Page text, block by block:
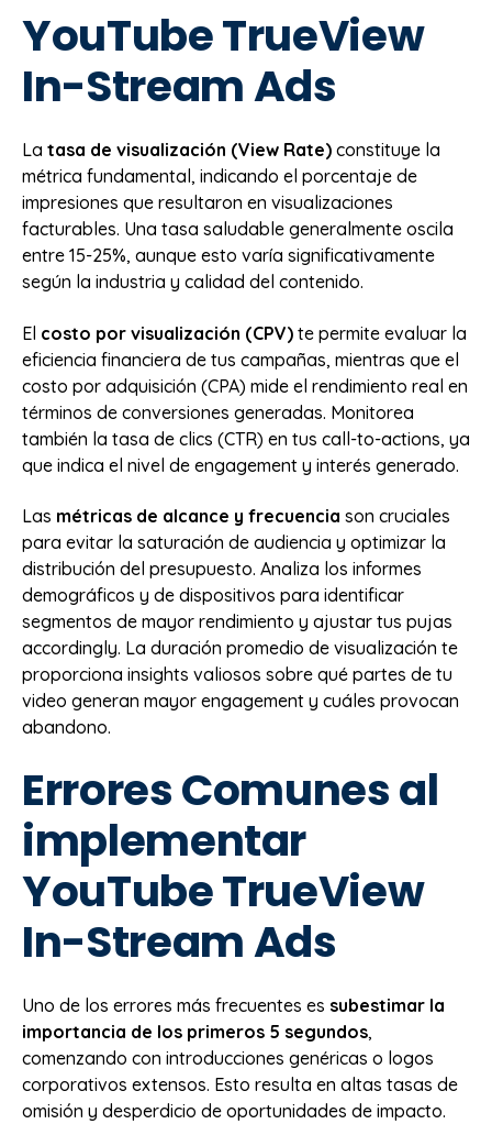
YouTube TrueView
In-Stream Ads
La tasa de visualización (View Rate) constituye la
métrica fundamental, indicando el porcentaje de
impresiones que resultaron en visualizaciones
facturables. Una tasa saludable generalmente oscila
entre 15-25%, aunque esto varía significativamente
según la industria y calidad del contenido.
El costo por visualización (CPV) te permite evaluar la
eficiencia financiera de tus campañas, mientras que el
costo por adquisición (CPA) mide el rendimiento real en
términos de conversiones generadas. Monitorea
también la tasa de clics (CTR) en tus call-to-actions, ya
que indica el nivel de engagement y interés generado.
Las métricas de alcance y frecuencia son cruciales
para evitar la saturación de audiencia y optimizar la
distribución del presupuesto. Analiza los informes
demográficos y de dispositivos para identificar
segmentos de mayor rendimiento y ajustar tus pujas
accordingly. La duración promedio de visualización te
proporciona insights valiosos sobre qué partes de tu
video generan mayor engagement y cuáles provocan
abandono.
Errores Comunes al
implementar
YouTube TrueView
In-Stream Ads
Uno de los errores más frecuentes es subestimar la
importancia de los primeros 5 segundos,
comenzando con introducciones genéricas o logos
corporativos extensos. Esto resulta en altas tasas de
omisión y desperdicio de oportunidades de impacto.